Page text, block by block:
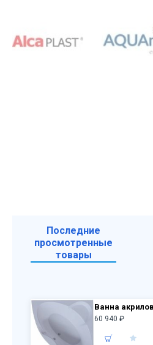
Последние
просмотренные
товары
60 940 ₽